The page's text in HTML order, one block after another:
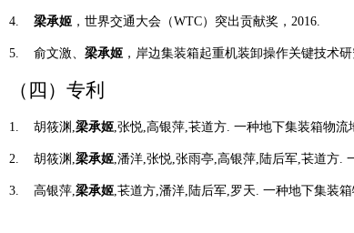
4. 梁承姬 ，世界交通大会（WTC）突出贡献奖， 2016.
5. 俞文激、 梁承姬 ，岸边集装箱起重机装卸操作关键技术
（四） 专利
1. 胡筱渊 梁承姬 张悦 高银萍 苌道方 一种地下集装箱物流
2. 胡筱渊 梁承姬 潘洋 张悦 张雨亭 高银萍 陆后军 苌道方
3. 高银萍 梁承姬 苌道方 潘洋 陆后军 罗天 一种地下集装